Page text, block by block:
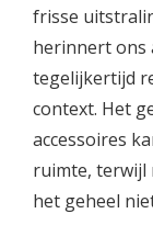
frisse
herinnert ons
tegelijkertijd
context. Het
accessoires
ruimte, terwijl
het geheel